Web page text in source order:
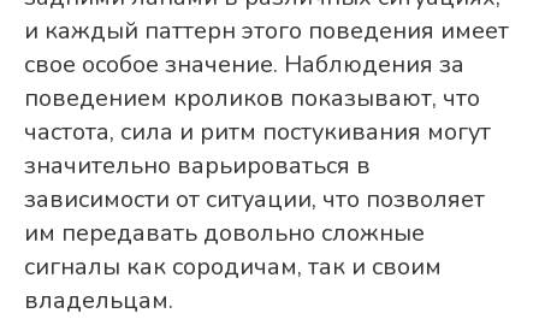
и каждый паттерн этого поведения имеет
свое особое значение. Наблюдения за
поведением кроликов показывают, что
частота, сила и ритм постукивания могут
значительно варьироваться в
зависимости от ситуации, что позволяет
им передавать довольно сложные
сигналы как сородичам, так и своим
владельцам.